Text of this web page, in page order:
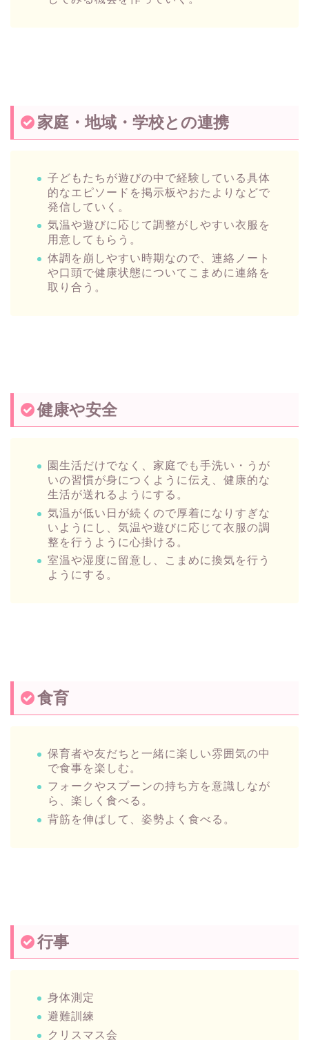
家庭・地域・学校との連携
子どもたちが遊びの中で経験している具体
的なエピソードを掲示板やおたよりなどで
発信していく。
気温や遊びに応じて調整がしやすい衣服を
用意してもらう。
体調を崩しやすい時期なので、連絡ノート
や口頭で健康状態についてこまめに連絡を
取り合う。
健康や安全
園生活だけでなく、家庭でも手洗い・うが
いの習慣が身につくように伝え、健康的な
生活が送れるようにする。
気温が低い日が続くので厚着になりすぎな
いようにし、気温や遊びに応じて衣服の調
整を行うように心掛ける。
室温や湿度に留意し、こまめに換気を行う
ようにする。
食育
保育者や友だちと一緒に楽しい雰囲気の中
で食事を楽しむ。
フォークやスプーンの持ち方を意識しなが
ら、楽しく食べる。
背筋を伸ばして、姿勢よく食べる。
行事
身体測定
避難訓練
クリスマス会